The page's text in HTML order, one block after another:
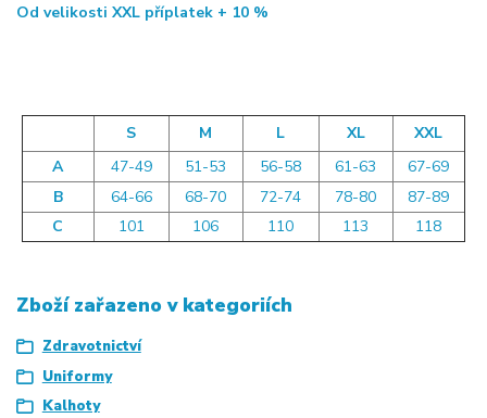
Od velikosti XXL příplatek + 10 %
S M L XL
XXL
A
47-49 51-53 56-58 61-63
67-69
B
64-66 68-70 72-74 78-80
87-89
C
101 106 110 113 118
Zboží zařazeno v kategoriích
Zdravotnictví
Uniformy
Kalhoty